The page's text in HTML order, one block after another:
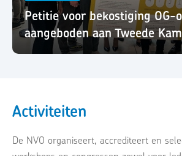
Petitie voor bekostiging OG-
aangeboden aan Tweede
Activiteiten
De NVO organiseert, accrediteert en